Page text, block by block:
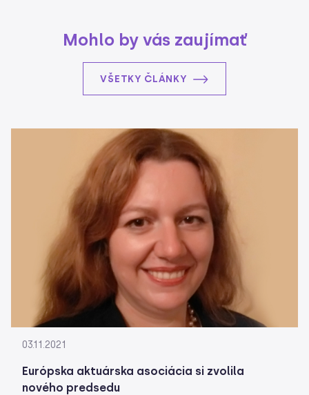
Mohlo by vás zaujímať
VŠETKY ČLÁNKY
03.11.2021
Európska aktuárska asociácia si zvolila
nového predsedu